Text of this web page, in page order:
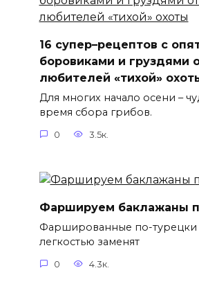
16 супер–рецептов с
боровиками и груздями
любителей «тихой»
Для многих начало осени –
время сбора грибов.
0 3.5к.
Фаршируем баклажаны
Фаршированные по-турецки
легкостью заменят
0 4.3к.